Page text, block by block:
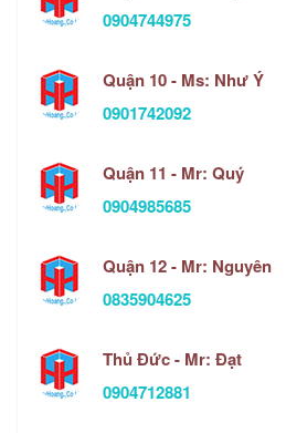
0904744975
Quận 10 - Ms: Như Ý
0901742092
Quận 11 - Mr: Quý
0904985685
Quận 12 - Mr: Nguyên
0835904625
Thủ Đức - Mr: Đạt
0904712881